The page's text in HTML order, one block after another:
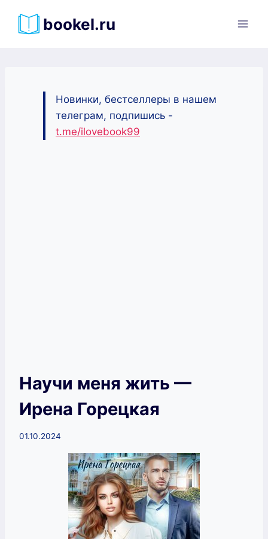
bookel.ru
Новинки, бестселлеры в нашем
телеграм, подпишись -
t.me/ilovebook99
Научи меня жить —
Ирена Горецкая
01.10.2024